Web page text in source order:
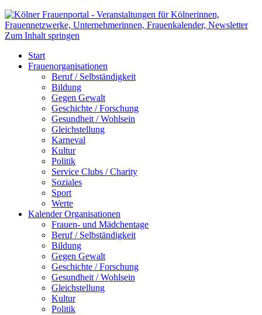
Kölner Frauenportal
Veranstaltungen für Kölnerinnen,
Frauennetzwerke, Unternehmerinnen,
Frauenkalender, Newsletter
Zum Inhalt springen
Start
Frauenorganisationen
Beruf / Selbständigkeit
Bildung
Gegen Gewalt
Geschichte / Forschung
Gesundheit / Wohlsein
Gleichstellung
Karneval
Kultur
Politik
Service Clubs / Charity
Soziales
Sport
Werte
Kalender Organisationen
Frauen- und Mädchentage
Beruf / Selbständigkeit
Bildung
Gegen Gewalt
Geschichte / Forschung
Gesundheit / Wohlsein
Gleichstellung
Kultur
Politik